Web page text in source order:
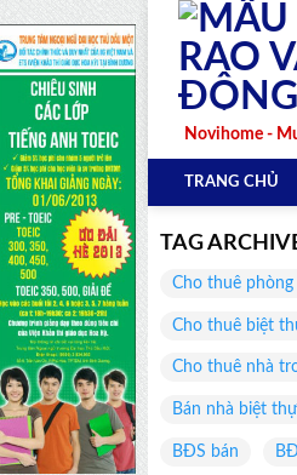
Skip
content
Novihome -
TRANG CHỦ
TAG
Cho thuê
Cho thuê biệt
Cho thuê nhà
Bán nhà biệt thự
BĐS bán